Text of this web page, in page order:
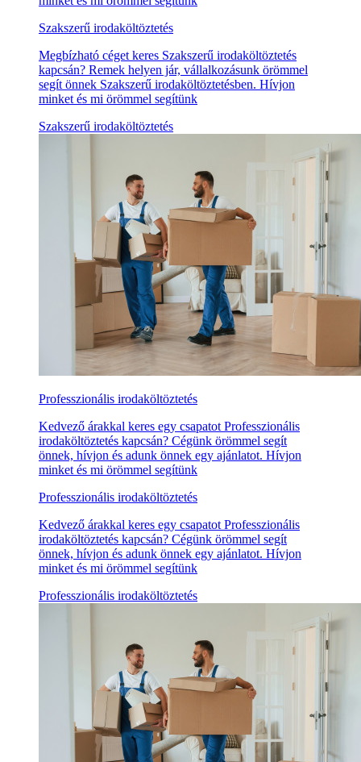
Szakszerű irodaköltöztetés
Megbízható céget keres Szakszerű irodaköltöztetés
kapcsán? Remek helyen jár, vállalkozásunk örömmel
segít önnek Szakszerű irodaköltöztetésben. Hívjon
minket és mi örömmel segítünk
Szakszerű irodaköltöztetés
Professzionális irodaköltöztetés
Kedvező árakkal keres egy csapatot Professzionális
irodaköltöztetés kapcsán? Cégünk örömmel segít
önnek, hívjon és adunk önnek egy ajánlatot. Hívjon
minket és mi örömmel segítünk
Professzionális irodaköltöztetés
Kedvező árakkal keres egy csapatot Professzionális
irodaköltöztetés kapcsán? Cégünk örömmel segít
önnek, hívjon és adunk önnek egy ajánlatot. Hívjon
minket és mi örömmel segítünk
Professzionális irodaköltöztetés